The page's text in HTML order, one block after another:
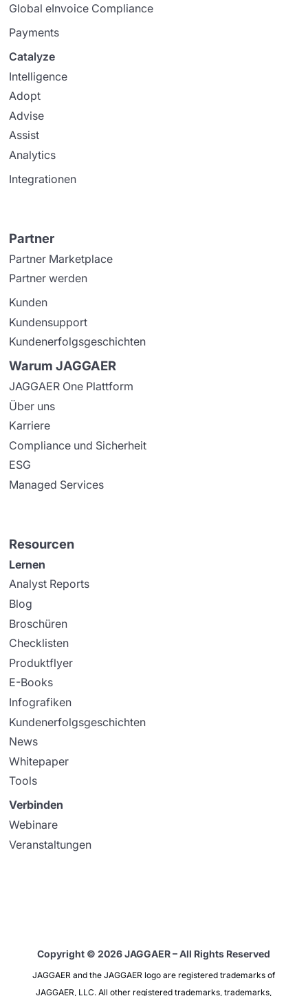
Global eInvoice Compliance
Payments
Catalyze
Intelligence
Adopt
Advise
Assist
Analytics
Integrationen
Partner
Partner Marketplace
Partner werden
Kunden
Kundensupport
Kundenerfolgsgeschichten
Warum JAGGAER
JAGGAER One Plattform
Über uns
Karriere
Compliance und Sicherheit
ESG
Managed Services
Resourcen
Lernen
Analyst Reports
Blog
Broschüren
Checklisten
Produktflyer
E-Books
Infografiken
Kundenerfolgsgeschichten
News
Whitepaper
Tools
Verbinden
Webinare
Veranstaltungen
Copyright © 2026 JAGGAER – All Rights Reserved
JAGGAER and the JAGGAER logo are registered trademarks of
JAGGAER, LLC. All other registered trademarks, trademarks,